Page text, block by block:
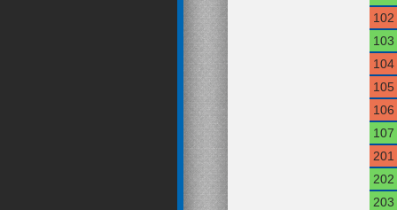
102
103
104
105
106
107
201
202
203